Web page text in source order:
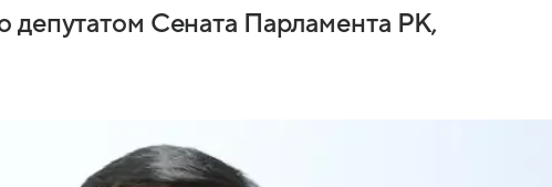
депутатом Сената Парламента РК,